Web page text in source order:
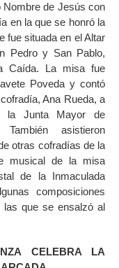
de Jesús con
en la que se honró la
fue situada en el Altar
Pedro y San Pablo,
Caída. La misa fue
Poveda y contó
Ana Rueda, a
la Junta Mayor de
asistieron
otras cofradías de la
musical de la misa
de la Inmaculada
composiciones
las que se ensalzó al
CELEBRA LA